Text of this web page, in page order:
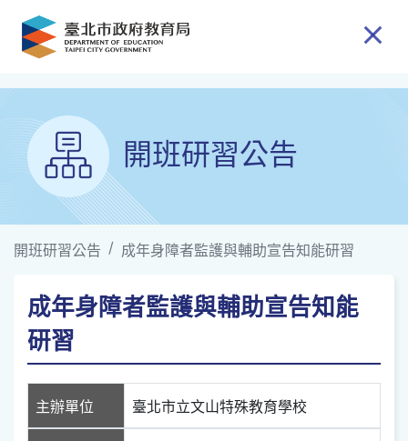
跳到主要內容
開班研習公告
開班研習公告 成年身障者監護與輔助宣告知能研習
成年身障者監護與輔助宣告知能
研習
主辦單位 臺北市立文山特殊教育學校